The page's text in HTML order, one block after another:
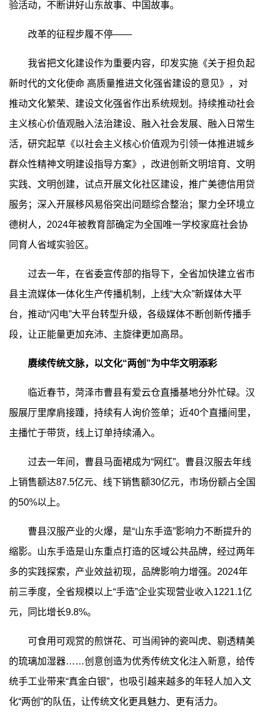
验活动，不断讲好山东故事、中国故事。
改革的征程步履不停——
我省把文化建设作为重要内容，印发实施《关于担负起
新时代的文化使命 高质量推进文化强省建设的意见》，对
推动文化繁荣、建设文化强省作出系统规划。持续推动社会
主义核心价值观融入法治建设、融入社会发展、融入日常生
活，研究起草《以社会主义核心价值观为引领一体推进城乡
群众性精神文明建设指导方案》，改进创新文明培育、文明
实践、文明创建，试点开展文化社区建设，推广美德信用贷
服务；深入开展移风易俗突出问题综合整治；聚力全环境立
德树人，2024年被教育部确定为全国唯一学校家庭社会协
同育人省域实验区。
过去一年，在省委宣传部的指导下，全省加快建立省市
县主流媒体一体化生产传播机制，上线“大众”新媒体大平
台，推动“闪电”大平台转型升级，各级媒体不断创新传播手
段，让正能量更加充沛、主旋律更加高昂。
赓续传统文脉，以文化“两创”为中华文明添彩
临近春节，菏泽市曹县有爱云仓直播基地分外忙碌。汉
服展厅里摩肩接踵，持续有人询价签单；近40个直播间里，
主播忙于带货，线上订单持续涌入。
过去一年间，曹县马面裙成为“网红”。曹县汉服去年线
上销售额达87.5亿元、线下销售额30亿元，市场份额占全国
的50%以上。
曹县汉服产业的火爆，是“山东手造”影响力不断提升的
缩影。山东手造是山东重点打造的区域公共品牌，经过两年
多的实践探索，产业效益初现，品牌影响力增强。2024年
前三季度，全省规模以上“手造”企业实现营业收入1221.1亿
元，同比增长9.8%。
可食用可观赏的煎饼花、可当闹钟的瓷叫虎、剔透精美
的琉璃加湿器……创意创造为优秀传统文化注入新意，给传
统手工业带来“真金白银”，也吸引越来越多的年轻人加入文
化“两创”的队伍，让传统文化更具魅力、更有活力。